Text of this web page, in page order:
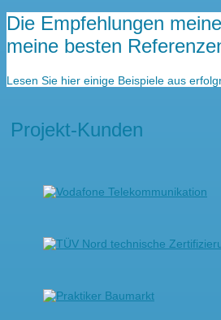
Die Empfehlungen
meine besten
Lesen Sie hier einige Beispiele aus
Projekt-Kunden